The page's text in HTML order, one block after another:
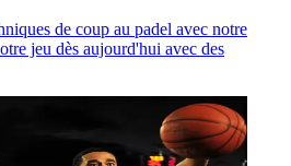
de coup au padel avec notre
jeu dès aujourd'hui avec des